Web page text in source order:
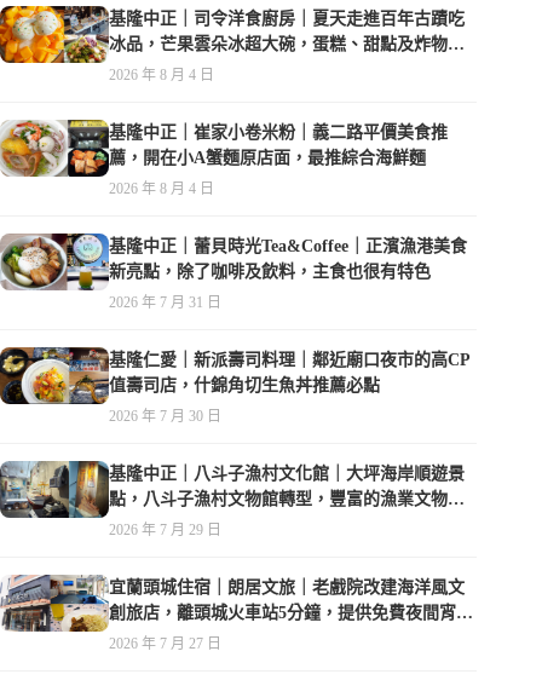
基隆中正｜司令洋食廚房｜夏天走進百年古蹟吃
冰品，芒果雲朵冰超大碗，蛋糕、甜點及炸物都
在水準之上
2026 年 8 月 4 日
基隆中正｜崔家小卷米粉｜義二路平價美食推
薦，開在小A蟹麵原店面，最推綜合海鮮麵
2026 年 8 月 4 日
基隆中正｜蕾貝時光Tea&Coffee｜正濱漁港美食
新亮點，除了咖啡及飲料，主食也很有特色
2026 年 7 月 31 日
基隆仁愛｜新派壽司料理｜鄰近廟口夜市的高CP
值壽司店，什錦角切生魚丼推薦必點
2026 年 7 月 30 日
基隆中正｜八斗子漁村文化館｜大坪海岸順遊景
點，八斗子漁村文物館轉型，豐富的漁業文物，
值得走訪
2026 年 7 月 29 日
宜蘭頭城住宿｜朗居文旅｜老戲院改建海洋風文
創旅店，離頭城火車站5分鐘，提供免費夜間宵
夜，親子遊戲空間
2026 年 7 月 27 日